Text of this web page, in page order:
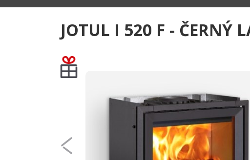
JOTUL I 520 F - ČERNÝ